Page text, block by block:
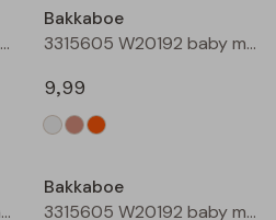
3315602 W20172 baby meisjes T-shirt lm Rose
Bakkaboe
3315605 W20192 baby meisjes T-shirt lm Cream
9,99
3315605 W20192 baby meisjes T-shirt lm Taupe
Bakkaboe
3315605 W20192 baby meisjes T-shirt lm Perzik